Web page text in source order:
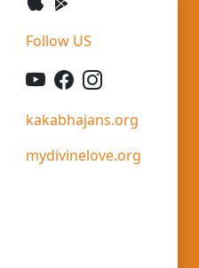
Follow US
kakabhajans.org
mydivinelove.org